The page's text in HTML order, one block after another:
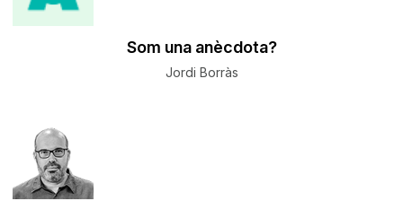
Som una anècdota?
Jordi Borràs